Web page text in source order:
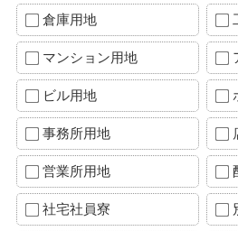
倉庫用地
マンション用地
ビル用地
事務所用地
営業所用地
社宅社員寮